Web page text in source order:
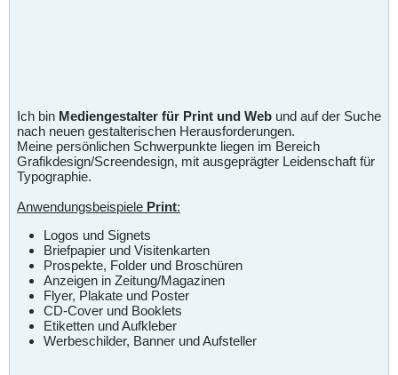
Ich bin Mediengestalter für Print und Web und auf der Suche
nach neuen gestalterischen Herausforderungen.
Meine persönlichen Schwerpunkte liegen im Bereich
Grafikdesign/Screendesign, mit ausgeprägter Leidenschaft für
Typographie.
Anwendungsbeispiele Print:
Logos und Signets
Briefpapier und Visitenkarten
Prospekte, Folder und Broschüren
Anzeigen in Zeitung/Magazinen
Flyer, Plakate und Poster
CD-Cover und Booklets
Etiketten und Aufkleber
Werbeschilder, Banner und Aufsteller